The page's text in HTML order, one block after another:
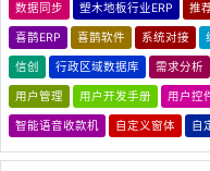
数据同步 塑木地板行业ERP 推
喜鹊ERP 喜鹊软件 系统对接
信创 行政区域数据库 需求分析
用户管理 用户开发手册 用户控
智能语音收款机 自定义窗体 自